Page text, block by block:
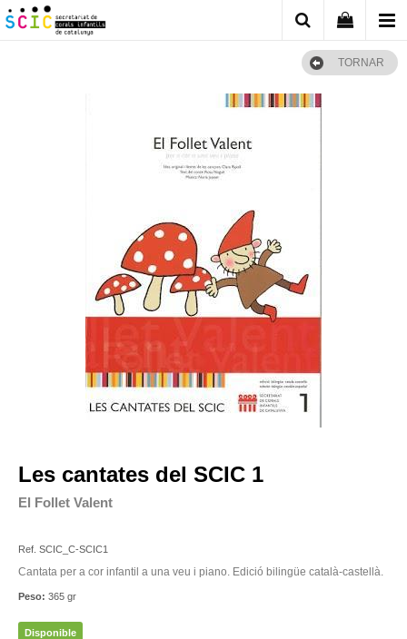
TORNAR
Les cantates del SCIC 1
El Follet Valent
Ref. SCIC_C-SCIC1
Cantata per a cor infantil a una veu i piano. Edició bilingüe català-castellà.
Peso: 365 gr
Disponible